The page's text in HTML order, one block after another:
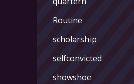
Routine
scholarship
selfconvicted
showshoe